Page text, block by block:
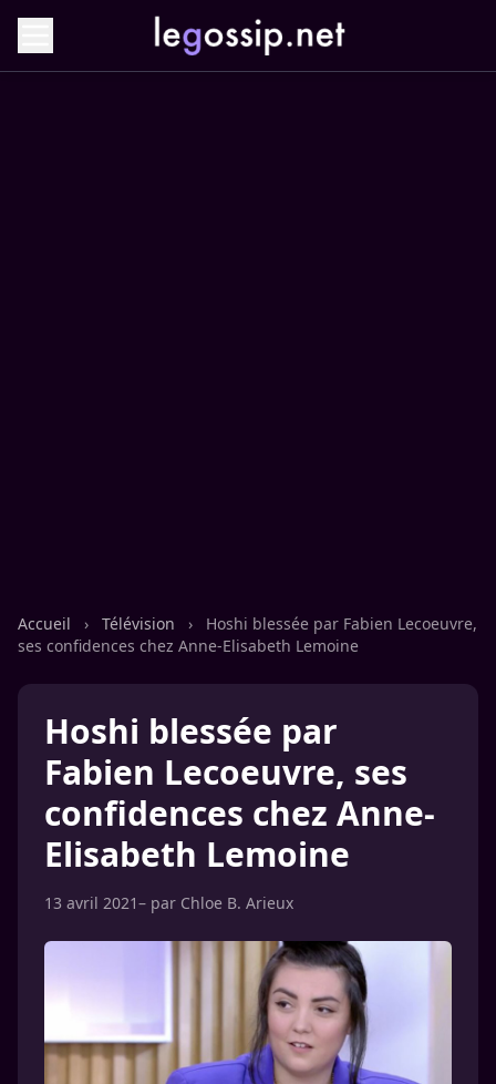
Accueil › Télévision ›
Hoshi blessée par Fabien Lecoeuvre,
ses confidences chez Anne-Elisabeth Lemoine
Hoshi blessée par
Fabien Lecoeuvre, ses
confidences chez Anne-
Elisabeth Lemoine
13 avril 2021– par Chloe B. Arieux